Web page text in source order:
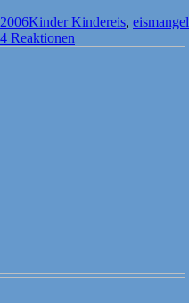
Kategorien
Kinder KinderSchlagwörter
eis, eismangel
Reaktionen